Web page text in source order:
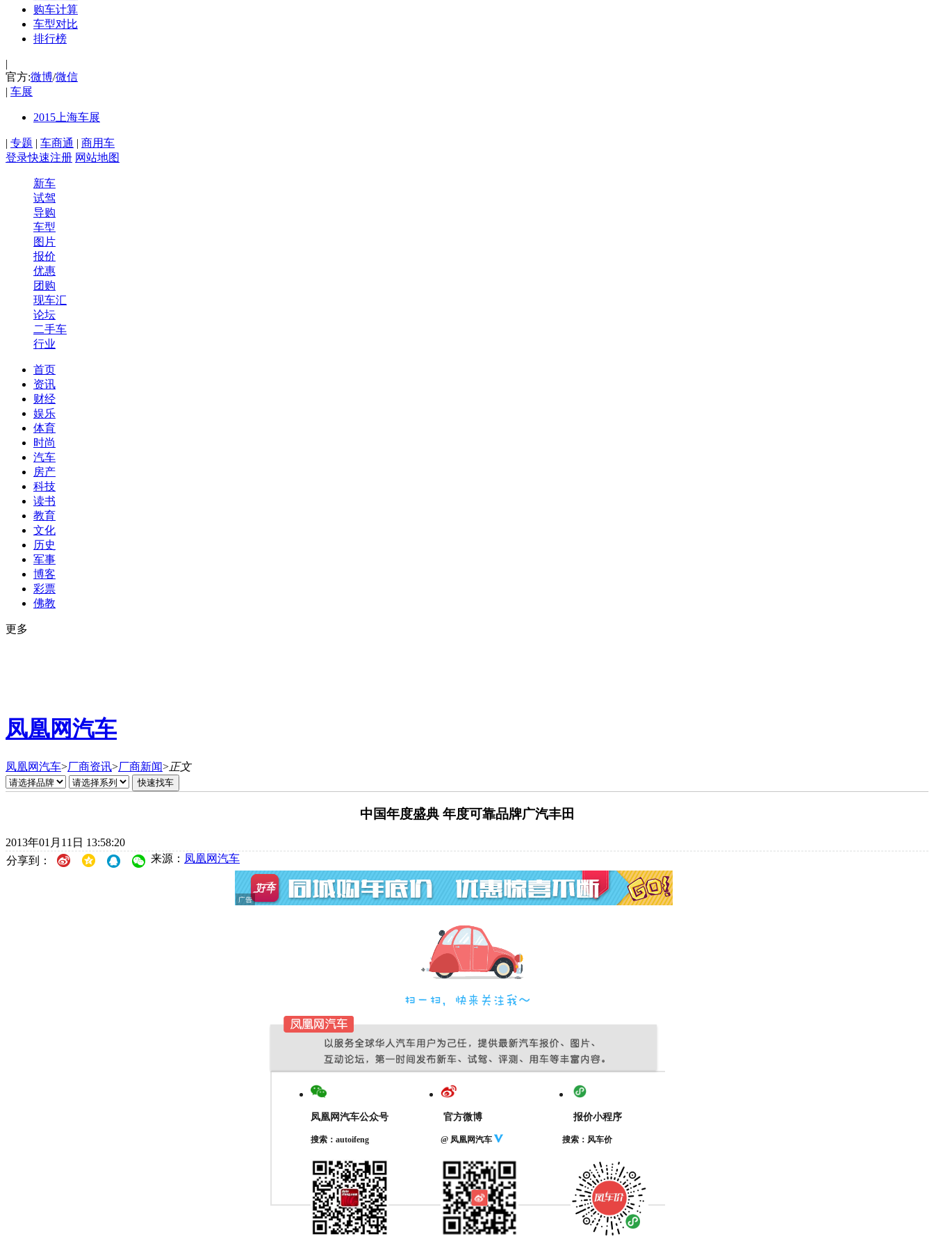
购车计算
车型对比
排行榜
|
官方:微博/微信
| 车展
2015上海车展
| 专题 | 车商通 | 商用车
登录快速注册 网站地图
新车
试驾
导购
车型
图片
报价
优惠
团购
现车汇
论坛
二手车
行业
首页
资讯
财经
娱乐
体育
时尚
汽车
房产
科技
读书
教育
文化
历史
军事
博客
彩票
佛教
更多
凤凰网汽车
凤凰网汽车>厂商资讯>厂商新闻>正文
中国年度盛典 年度可靠品牌广汽丰田
2013年01月11日 13:58:20
分享到：
来源： 凤凰网汽车
凤凰网汽车公众号
搜索：autoifeng
官方微博
@ 凤凰网汽车
报价小程序
搜索：风车价